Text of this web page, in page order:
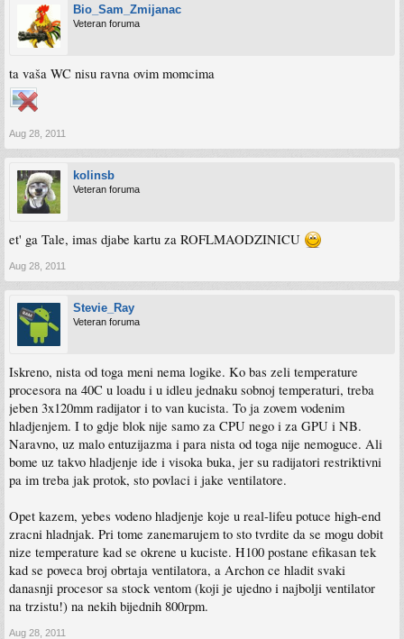
Bio_Sam_Zmijanac
Veteran foruma
ta vaša WC nisu ravna ovim momcima
Aug 28, 2011
kolinsb
Veteran foruma
et' ga Tale, imas djabe kartu za ROFLMAODZINICU
Aug 28, 2011
Stevie_Ray
Veteran foruma
Iskreno, nista od toga meni nema logike. Ko bas zeli temperature
procesora na 40C u loadu i u idleu jednaku sobnoj temperaturi, treba
jeben 3x120mm radijator i to van kucista. To ja zovem vodenim
hladjenjem. I to gdje blok nije samo za CPU nego i za GPU i NB.
Naravno, uz malo entuzijazma i para nista od toga nije nemoguce. Ali
bome uz takvo hladjenje ide i visoka buka, jer su radijatori restriktivni
pa im treba jak protok, sto povlaci i jake ventilatore.
Opet kazem, yebes vodeno hladjenje koje u real-lifeu potuce high-end
zracni hladnjak. Pri tome zanemarujem to sto tvrdite da se mogu dobit
nize temperature kad se okrene u kuciste. H100 postane efikasan tek
kad se poveca broj obrtaja ventilatora, a Archon ce hladit svaki
danasnji procesor sa stock ventom (koji je ujedno i najbolji ventilator
na trzistu!) na nekih bijednih 800rpm.
Aug 28, 2011